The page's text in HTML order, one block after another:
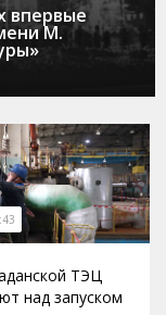
впервые
М.
ТЭЦ
над запуском